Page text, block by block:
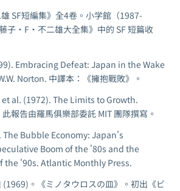
雄 SF短編集》全4卷。小学館（1987-
子・F・不二雄大全集》中的 SF 短篇收
Embracing Defeat: Japan in the Wake
Norton. 中譯本：《擁抱戰敗》。
al. (1972). The Limits to Growth.
報告由羅馬俱樂部委託 MIT 團隊撰寫。
The Bubble Economy: Japan's
Boom of the '80s and the
the '90s. Atlantic Monthly Press.
(1969)。《ミノタウロスの皿》。初出《ビ